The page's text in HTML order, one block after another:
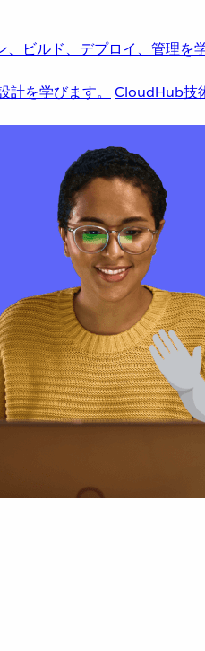
ビルド、デプロイ、管理を学
を学びます。 CloudHub技